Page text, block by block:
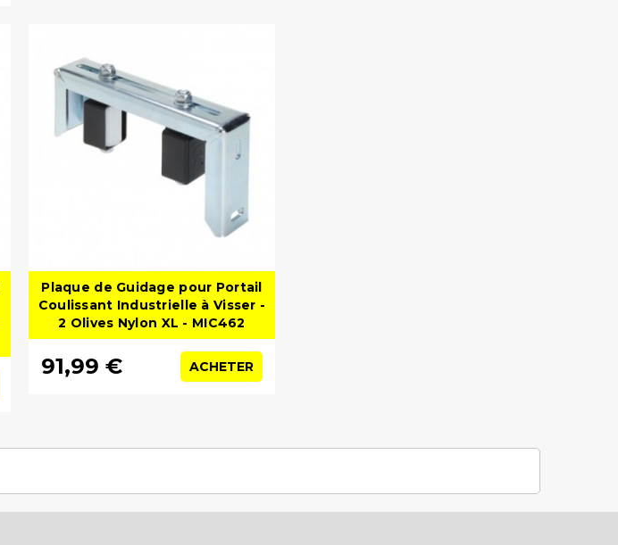
Plaque de Guidage pour Portail
Coulissant Industrielle à Visser -
2 Olives Nylon XL - MIC462
91,99 € ACHETER